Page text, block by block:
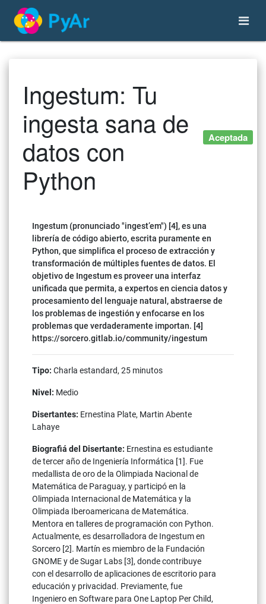
Ingestum: Tu
ingesta sana de
datos con
Python
Aceptada
Ingestum (pronunciado "ingest’em") [4], es una
librería de código abierto, escrita puramente en
Python, que simplifica el proceso de extracción y
transformación de múltiples fuentes de datos. El
objetivo de Ingestum es proveer una interfaz
unificada que permita, a expertos en ciencia datos y
procesamiento del lenguaje natural, abstraerse de
los problemas de ingestión y enfocarse en los
problemas que verdaderamente importan. [4]
https://sorcero.gitlab.io/community/ingestum
Tipo: Charla estandard, 25 minutos
Nivel: Medio
Disertantes: Ernestina Plate, Martin Abente
Lahaye
Biografiá del Disertante: Ernestina es estudiante
de tercer año de Ingeniería Informática [1]. Fue
medallista de oro de la Olimpiada Nacional de
Matemática de Paraguay, y participó en la
Olimpiada Internacional de Matemática y la
Olimpiada Iberoamericana de Matemática.
Mentora en talleres de programación con Python.
Actualmente, es desarrolladora de Ingestum en
Sorcero [2]. Martín es miembro de la Fundación
GNOME y de Sugar Labs [3], donde contribuye
con el desarrollo de aplicaciones de escritorio para
educación y privacidad. Previamente, fue
Ingeniero en Software para One Laptop Per Child,